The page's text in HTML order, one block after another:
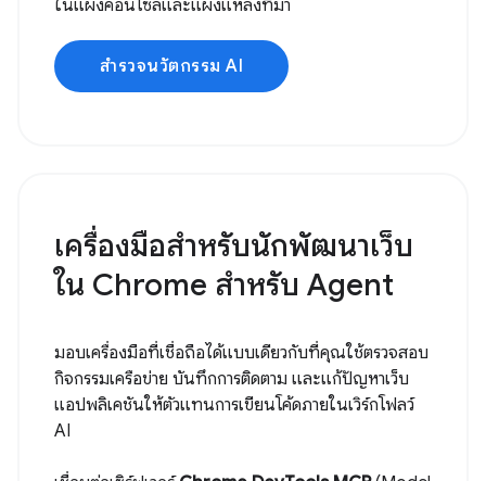
ในแผงคอนโซลและแผงแหล่งที่มา
สำรวจนวัตกรรม AI
เครื่องมือสำหรับนักพัฒนาเว็บ
ใน Chrome สำหรับ Agent
มอบเครื่องมือที่เชื่อถือได้แบบเดียวกับที่คุณใช้ตรวจสอบ
กิจกรรมเครือข่าย บันทึกการติดตาม และแก้ปัญหาเว็บ
แอปพลิเคชันให้ตัวแทนการเขียนโค้ดภายในเวิร์กโฟลว์
AI